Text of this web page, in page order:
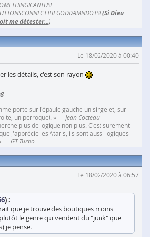
(Si Dieu
me détester...)
Le 18/02/2020 à 00:40
les détails, c'est son rayon
—
porte sur l'épaule gauche un singe et, sur
un perroquet. » — Jean Cocteau
plus de logique non plus. C'est surement
j'apprécie les Ataris, ils sont aussi logiques
— GT Turbo
Le 18/02/2020 à 06:57
) :
que je trouve des boutiques moins
le genre qui vendent du "junk" que
je pense.